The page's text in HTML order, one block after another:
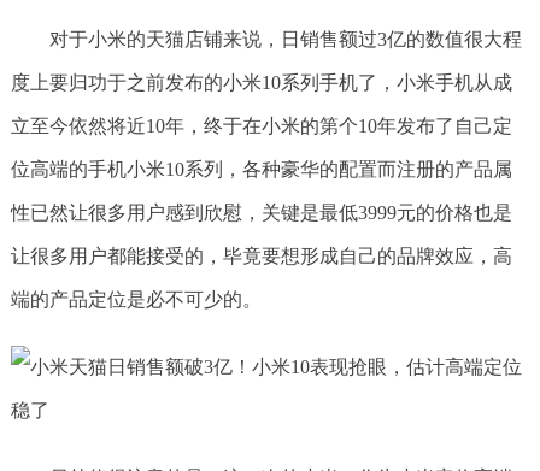
对于小米的天猫店铺来说，日销售额过3亿的数值很大程
度上要归功于之前发布的小米10系列手机了，小米手机从成
立至今依然将近10年，终于在小米的第个10年发布了自己定
位高端的手机小米10系列，各种豪华的配置而注册的产品属
性已然让很多用户感到欣慰，关键是最低3999元的价格也是
让很多用户都能接受的，毕竟要想形成自己的品牌效应，高
端的产品定位是必不可少的。